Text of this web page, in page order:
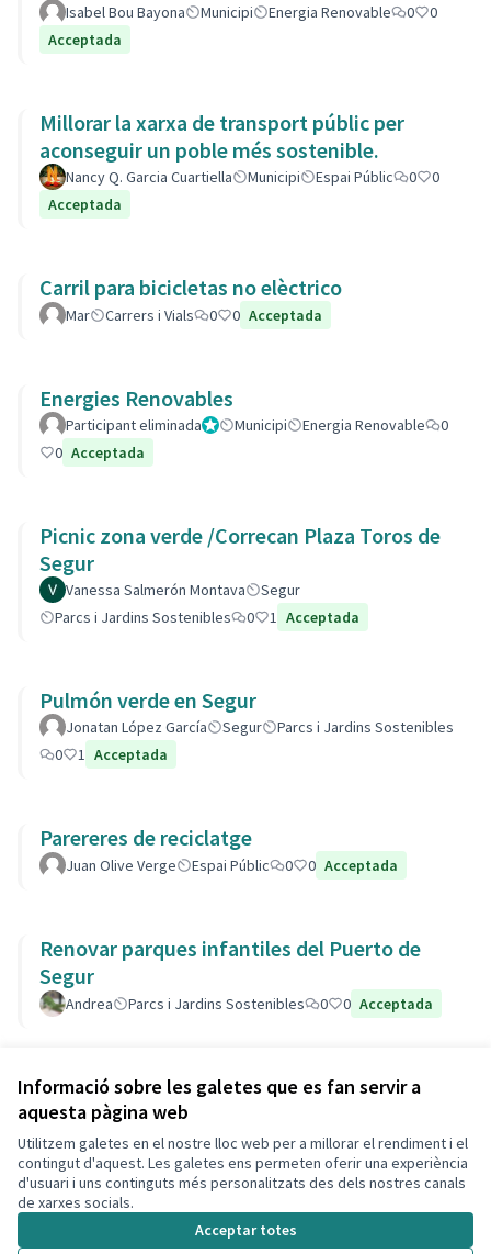
Informació sobre les galetes que es fan servir a
aquesta pàgina web
Utilitzem galetes en el nostre lloc web per a millorar el rendiment i el
contingut d'aquest. Les galetes ens permeten oferir una experiència
d'usuari i uns continguts més personalitzats des dels nostres canals
de xarxes socials.
Acceptar totes
Isabel Bou Bayona Municipi Energia Renovable 0
0
Acceptada
Millorar la xarxa de transport públic per
aconseguir un poble més sostenible.
Nancy Q. Garcia Cuartiella Municipi Espai Públic 0
0
Acceptada
Carril para bicicletas no elèctrico
Mar Carrers i Vials 0 0 Acceptada
Energies Renovables
Participant eliminadaAdministrador
Municipi Energia Renovable
0
0 Acceptada
Picnic zona verde /Correcan Plaza Toros de
Segur
Vanessa Salmerón Montava
Segur
Parcs i Jardins Sostenibles
0 1 Acceptada
Pulmón verde en Segur
Jonatan López García Segur
Parcs i Jardins Sostenibles
0
1 Acceptada
Parereres de reciclatge
Juan Olive Verge Espai Públic 0 0 Acceptada
Renovar parques infantiles del Puerto de
Segur
Andrea Parcs i Jardins Sostenibles 0 0 Acceptada
Veure totes les propostes retirades
Termes i condicions d'ús
Configuració de les galetes
Decidim Calafell a X
(Enllaç extern)
Decidim Calafell a Facebook
Decidim Calafell a YouTube
Decidim Calafell a GitHub
(Enllaç extern)